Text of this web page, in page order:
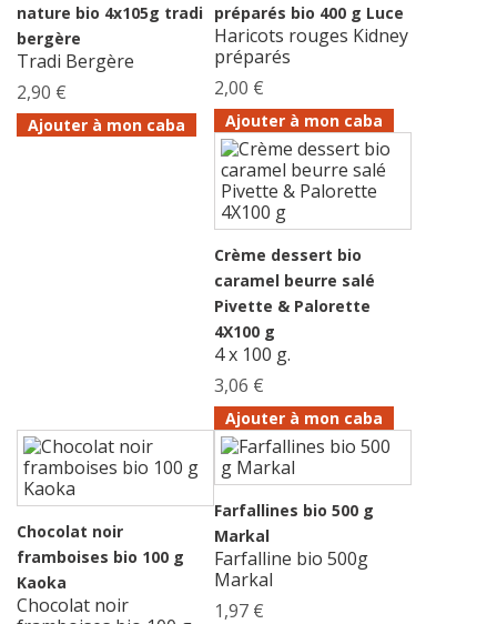
nature bio 4x105g tradi
bergère
Tradi Bergère
2,90 €
Ajouter à mon caba
préparés bio 400 g Luce
Haricots rouges Kidney
préparés
2,00 €
Ajouter à mon caba
Crème dessert bio
caramel beurre salé
Pivette & Palorette
4X100 g
4 x 100 g.
3,06 €
Ajouter à mon caba
Chocolat noir
framboises bio 100 g
Kaoka
Chocolat noir
Farfallines bio 500 g
Markal
Farfalline bio 500g
Markal
1,97 €